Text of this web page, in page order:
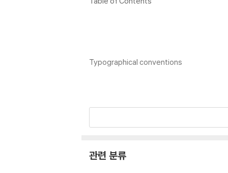
Typographical conventions
List of Examples, Figures and Tables
Acknowledgements
관련 분류